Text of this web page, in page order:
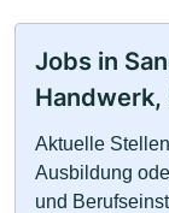
Jobs in
Aktuelle
Ausbildung
und